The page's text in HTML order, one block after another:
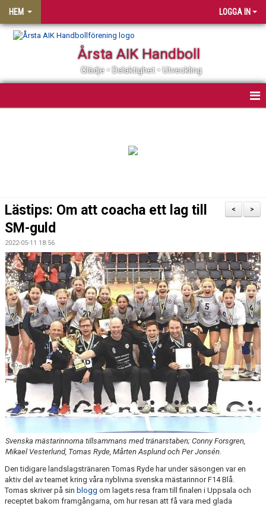
HEM LOGGA IN
Årsta AIK Handboll
Glädje • Delaktighet • Utveckling
KLUBBSHOP
LEDARGUIDEN
>
<
Lästips: Om att coacha ett lag till
SM-guld
2022-05-11 18:56
Svenska mästarinnorna tillsammans med tränarstaben; Conny Forsgren,
Mikael Vesterlund, Tomas Ryde, Mårten Asplund och Per Jonsén.
Den tidigare landslagstränaren Tomas Ryde har under säsongen var en
aktiv del av teamet kring våra nyblivna svenska mästarinnor F14 Blå.
Tomas skriver på sin blogg om lagets resa fram till finalen i Uppsala och
receptet bakom framgångarna, om hur resan att få vara med glada